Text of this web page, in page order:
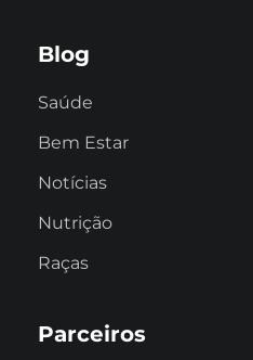
Blog
Saúde
Bem Estar
Notícias
Nutrição
Raças
Parceiros